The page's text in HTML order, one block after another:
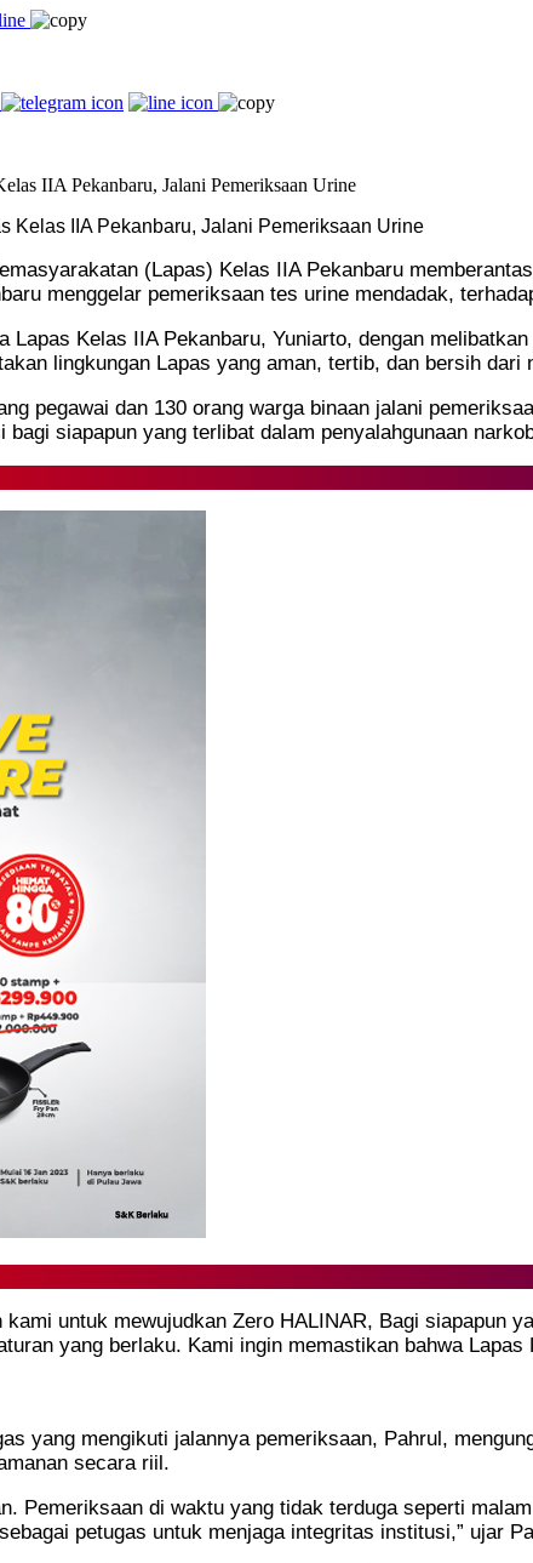
Kelas IIA Pekanbaru, Jalani Pemeriksaan Urine
(Lapas) Kelas IIA Pekanbaru
menggelar pemeriksaan tes urine mendadak,
Lapas Kelas IIA Pekanbaru, Yuniarto, dengan
lingkungan Lapas yang aman, tertib, dan bersih
pegawai dan 130 orang warga binaan jalani
siapapun yang terlibat dalam penyalahgunaan
untuk mewujudkan Zero HALINAR, Bagi siapapun
yang berlaku. Kami ingin memastikan bahwa
yang mengikuti jalannya pemeriksaan, Pahrul,
secara riil.
Pemeriksaan di waktu yang tidak terduga seperti
petugas untuk menjaga integritas institusi,” ujar